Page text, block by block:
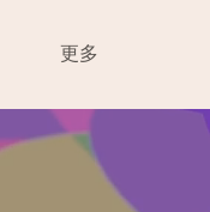
更多